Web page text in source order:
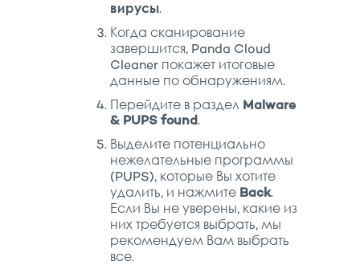
вирусы.
Когда сканирование
завершится, Panda Cloud
Cleaner покажет итоговые
данные по обнаружениям.
Перейдите в раздел Malware
& PUPS found.
Выделите потенциально
нежелательные программы
(PUPS), которые Вы хотите
удалить, и нажмите Back.
Если Вы не уверены, какие из
них требуется выбрать, мы
рекомендуем Вам выбрать
все.